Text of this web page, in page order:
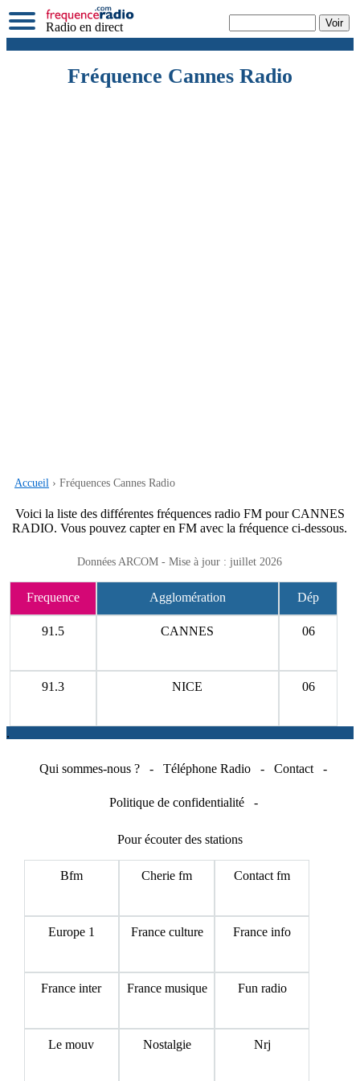
Radio en direct
Fréquence Cannes Radio
Accueil › Fréquences Cannes Radio
Voici la liste des différentes fréquences radio FM pour CANNES
RADIO. Vous pouvez capter en FM avec la fréquence ci-dessous.
Données ARCOM - Mise à jour : juillet 2026
Frequence Agglomération Dép
91.5 CANNES 06
91.3 NICE 06
.
Qui sommes-nous ? - Téléphone Radio - Contact -
Politique de confidentialité -
Pour écouter des stations
Bfm Cherie fm Contact fm
Europe 1 France culture France info
France inter France musique Fun radio
Le mouv Nostalgie Nrj